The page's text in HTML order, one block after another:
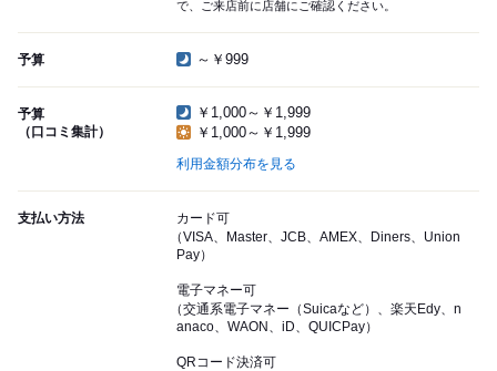
で、ご来店前に店舗にご確認ください。
予算 ～￥999
予算
（口コミ集計）
￥1,000～￥1,999
￥1,000～￥1,999
利用金額分布を見る
支払い方法
カード可
（VISA、Master、JCB、AMEX、Diners、Union
Pay）
電子マネー可
（交通系電子マネー（Suicaなど）、楽天Edy、n
anaco、WAON、iD、QUICPay）
QRコード決済可